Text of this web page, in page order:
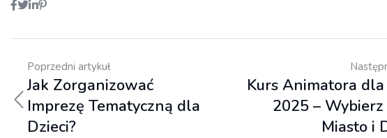
Poprzedni artykuł
Jak Zorganizować
Imprezę Tematyczną dla
Dzieci?
Kurs Animatora dla
2025 –
Miasto i